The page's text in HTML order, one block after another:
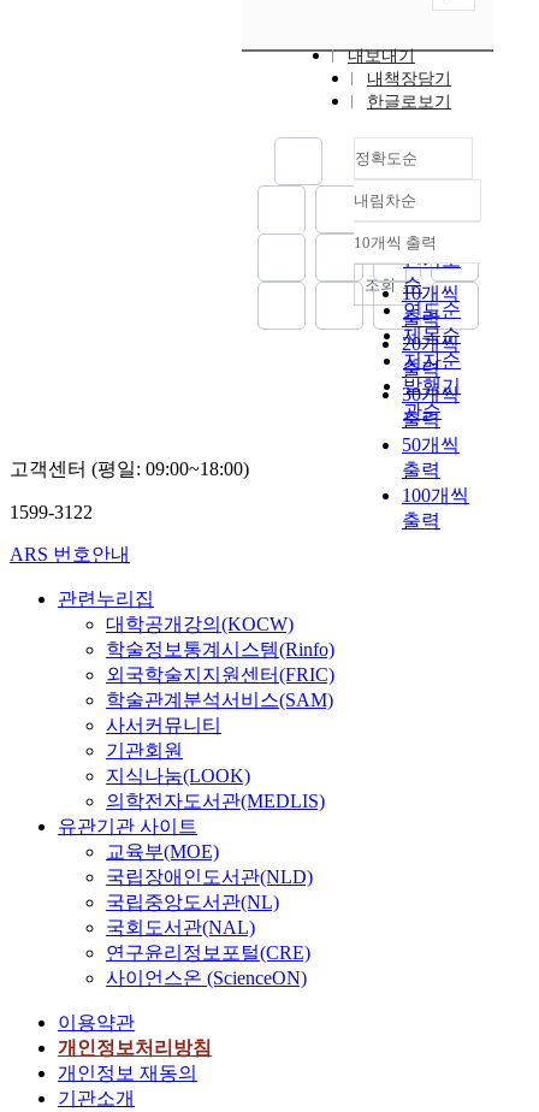
내보내기
내책장담기
한글로보기
정확도순
정확도
순
인기도
순
연도순
제목순
저자순
발행기
관순
내림차순
내림차순
10개씩 출력
10개씩
출력
20개씩
출력
30개씩
출력
50개씩
출력
100개씩
출력
조회
고객센터 (평일: 09:00~18:00)
1599-3122
ARS 번호안내
관련누리집
대학공개강의(KOCW)
학술정보통계시스템(Rinfo)
외국학술지지원센터(FRIC)
학술관계분석서비스(SAM)
사서커뮤니티
기관회원
지식나눔(LOOK)
의학전자도서관(MEDLIS)
유관기관 사이트
교육부(MOE)
국립장애인도서관(NLD)
국립중앙도서관(NL)
국회도서관(NAL)
연구윤리정보포털(CRE)
사이언스온 (ScienceON)
이용약관
개인정보처리방침
개인정보 재동의
기관소개